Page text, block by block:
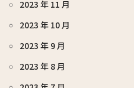
2023 年 11 月
2023 年 10 月
2023 年 9 月
2023 年 8 月